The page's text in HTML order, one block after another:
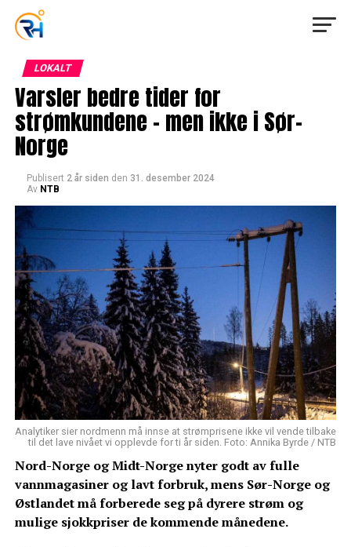
LOKALT
Varsler bedre tider for
strømkundene – men ikke i Sør-
Norge
Publisert 2 år siden den 31. desember 2024
Av NTB
Analytiker sier nordmenn må innse at strømprisene ikke vil vende tilbake
til det lave nivået vi opplevde for ti år siden. Foto: Annika Byrde / NTB
Nord-Norge og Midt-Norge nyter godt av fulle
vannmagasiner og lavt forbruk, mens Sør-Norge og
Østlandet må forberede seg på dyrere strøm og
mulige sjokkpriser de kommende månedene.